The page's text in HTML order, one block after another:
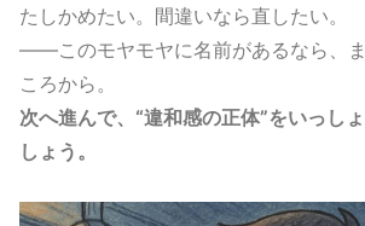
たしかめたい。間違いなら直したい。
——このモヤモヤに名前があるなら、
ころから。
次へ進んで、“違和感の正体”をいっし
しょう。